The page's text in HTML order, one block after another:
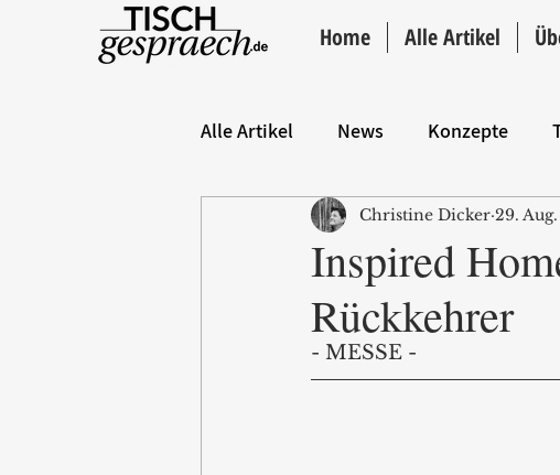
Home Alle Artikel
Alle Artikel News Konzepte
Hintergrund ANZEIGE Intro
Inspired
Rückkehrer
Christine Dicker 29.
- MESSE -